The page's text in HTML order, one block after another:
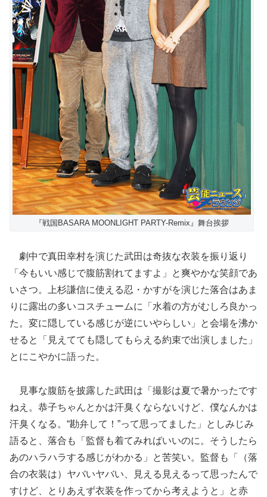
『戦国BASARA MOONLIGHT PARTY-Remix』舞台挨拶
劇中で真田幸村を演じた武田は奇抜な衣装を振り返り
「今もいい感じで腹筋割れてますよ」と爽やかな笑顔であ
いさつ。上杉謙信に使える忍・かすがを演じた落合はあま
りに露出の多いコスチュームに「水着の方がむしろ良かっ
た。変に隠している感じが逆にいやらしい」と会場を沸か
せると「見えてても隠してもらえる約束で出演しました」
とにこやかに語った。
見事な腹筋を披露した武田は「撮影は夏で暑かったです
ねえ。恭子ちゃんとかは汗臭くならないけど、僕なんかは
汗臭くなる。“勘弁して！”って思ってました」としみじみ
語ると、落合も「監督も着てみればいいのに。そうしたら
あのハラハラする感じがわかる」と苦笑い。監督も「（落
合の衣装は）ヤバいヤバい、見える見えるって思ったんで
すけど、とりあえず衣装を作ってから考えようと」と赤